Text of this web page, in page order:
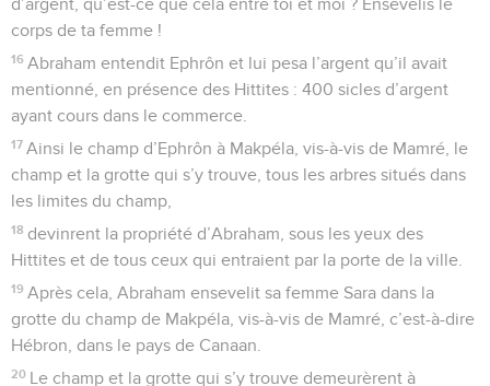
d’argent, qu’est-ce que cela entre toi et moi ? Ensevelis le
corps de ta femme !
16 Abraham entendit Ephrôn et lui pesa l’argent qu’il avait
mentionné, en présence des Hittites : 400 sicles d’argent
ayant cours dans le commerce.
17 Ainsi le champ d’Ephrôn à Makpéla, vis-à-vis de Mamré, le
champ et la grotte qui s’y trouve, tous les arbres situés dans
les limites du champ,
18 devinrent la propriété d’Abraham, sous les yeux des
Hittites et de tous ceux qui entraient par la porte de la ville.
19 Après cela, Abraham ensevelit sa femme Sara dans la
grotte du champ de Makpéla, vis-à-vis de Mamré, c’est-à-dire
Hébron, dans le pays de Canaan.
20 Le champ et la grotte qui s’y trouve demeurèrent à